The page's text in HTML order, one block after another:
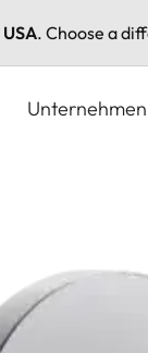
USA. Choose a
Unternehmen